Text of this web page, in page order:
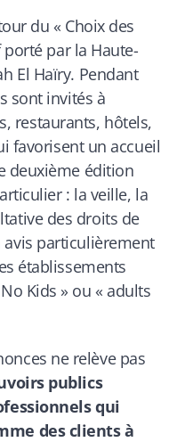
du « Choix des
par la Haute-
El Haïry. Pendant
sont invités à
restaurants, hôtels,
favorisent un accueil
deuxième édition
: la veille, la
des droits de
avis particulièrement
établissements
Kids » ou « adults
ne relève pas
publics
qui
des clients à